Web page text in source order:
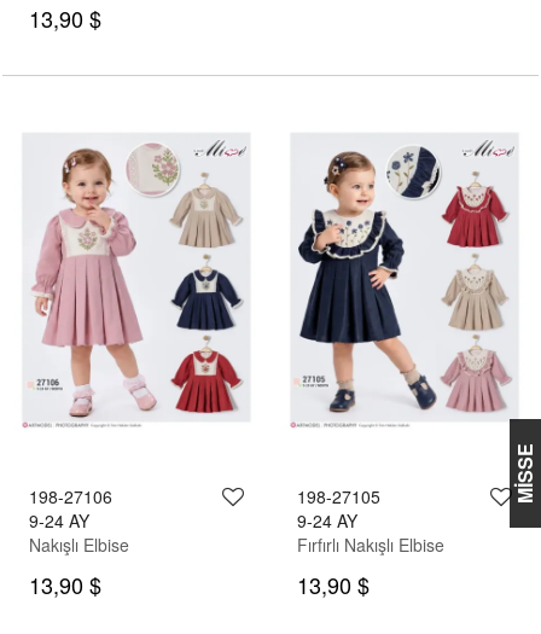
13,90 $
MİSSE
198-27106
9-24 AY
Nakışlı Elbise
13,90 $
198-27105
9-24 AY
Fırfırlı Nakışlı Elbise
13,90 $